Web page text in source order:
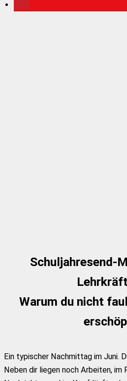
Schuljahresend-
Warum du nicht
Ein typischer Nachmittag im Juni.
Neben dir liegen noch Arbeiten,